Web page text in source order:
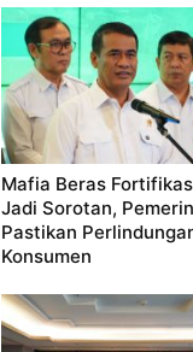
Mafia Beras
Jadi Sorotan,
Pastikan
Konsumen